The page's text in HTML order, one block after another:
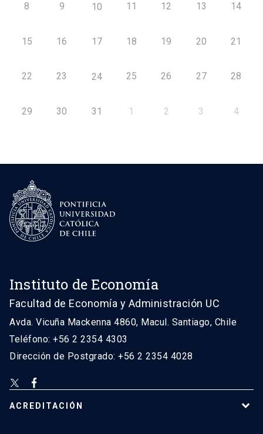
8 9 10 11 12 13 14
15 16 17 18 19 20 21
22 23 24 25 26 27 28
29 30 31 1 2 3 4
Instituto de Economía
Facultad de Economía y Administración UC
Avda. Vicuña Mackenna 4860, Macul. Santiago, Chile
Teléfono: +56 2 2354 4303
Dirección de Postgrado: +56 2 2354 4028
ACREDITACIÓN